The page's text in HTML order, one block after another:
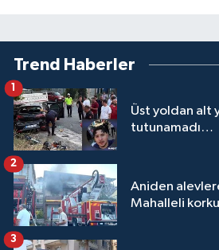
Trend Haberler
Üst yoldan alt
tutunamadı…
1
Aniden
Mahalleli
2
3